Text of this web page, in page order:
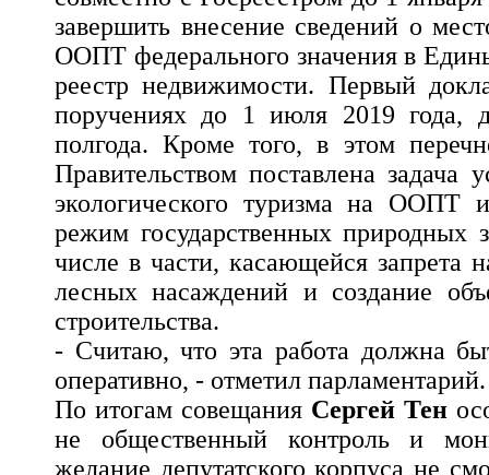
завершить внесение сведений о
ООПТ федерального значения в
реестр недвижимости. Первый
поручениях до 1 июля 2019 года,
полгода. Кроме того, в этом
Правительством поставлена задача
экологического туризма на ООПТ
режим государственных природных
числе в части, касающейся запрета
лесных насаждений и создание
строительства.
- Считаю, что эта работа должна
оперативно, - отметил парламентарий.
По итогам совещания Сергей Тен
не общественный контроль и
желание депутатского корпуса не